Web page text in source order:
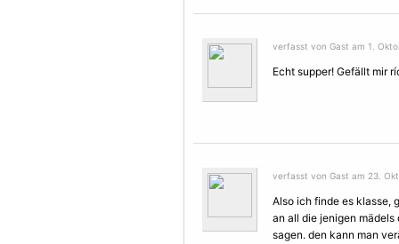
verfasst von Gast am 1.
Echt supper! Gefällt mir
verfasst von Gast am 23.
Also ich finde es klasse,
an all die jenigen
sagen. den kann man